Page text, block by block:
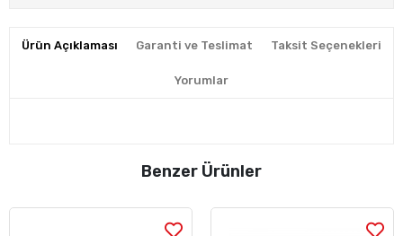
Ürün Açıklaması Garanti ve Teslimat Taksit Seçenekleri
Yorumlar
Benzer Ürünler